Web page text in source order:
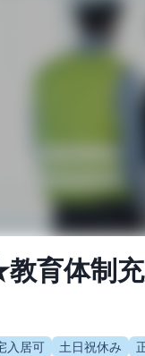
育体制
入居可 土日祝休み